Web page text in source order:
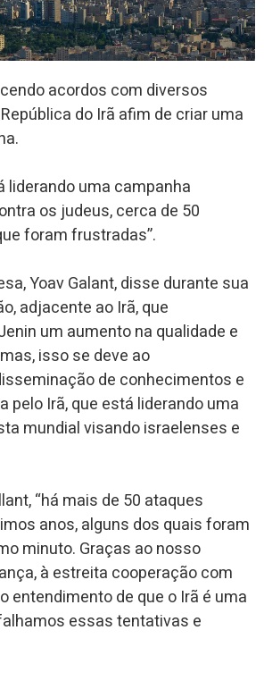
acordos com diversos
do Irã afim de criar uma
liderando uma campanha
os judeus, cerca de 50
foram frustradas”.
Yoav Galant, disse durante sua
adjacente ao Irã, que
um aumento na qualidade e
isso se deve ao
de conhecimentos e
pelo Irã, que está liderando uma
mundial visando israelenses e
“há mais de 50 ataques
anos, alguns dos quais foram
minuto. Graças ao nosso
à estreita cooperação com
entendimento de que o Irã é uma
essas tentativas e